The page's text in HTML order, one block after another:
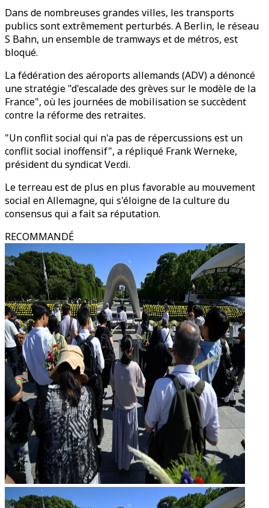
Dans de nombreuses grandes villes, les transports
publics sont extrêmement perturbés. A Berlin, le réseau
S Bahn, un ensemble de tramways et de métros, est
bloqué.
La fédération des aéroports allemands (ADV) a dénoncé
une stratégie "d'escalade des grèves sur le modèle de la
France", où les journées de mobilisation se succèdent
contre la réforme des retraites.
"Un conflit social qui n'a pas de répercussions est un
conflit social inoffensif", a répliqué Frank Werneke,
président du syndicat Ver.di.
Le terreau est de plus en plus favorable au mouvement
social en Allemagne, qui s'éloigne de la culture du
consensus qui a fait sa réputation.
RECOMMANDÉ